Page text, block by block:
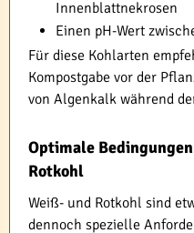
Innenblattnekrosen
Einen pH-Wert
Für diese Kohlarten
Kompostgabe vor der
von Algenkalk während
Optimale
Rotkohl
Weiß- und Rotkohl sind
dennoch spezielle